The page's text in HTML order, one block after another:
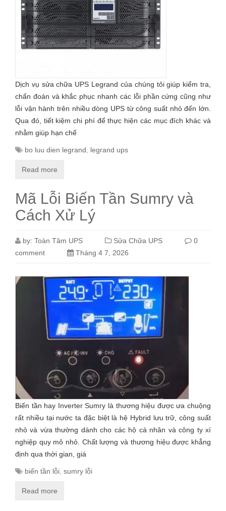
Dịch vụ sửa chữa UPS Legrand của chúng tôi giúp kiểm tra,
chẩn đoán và khắc phục nhanh các lỗi phần cứng cũng như
lỗi vận hành trên nhiều dòng UPS từ công suất nhỏ đến lớn.
Qua đó, tiết kiệm chi phí để thực hiện các mục đích khác và
nhằm giúp hạn chế
bo luu dien legrand legrand ups
Read more
Mã Lỗi Biến Tần Sumry và
Cách Xử Lý
by: Toàn Tâm UPS Sửa Chữa UPS
0
comment
Tháng 4 7, 2026
Biến tần hay Inverter Sumry là thương hiệu được ưa chuộng
rất nhiều tại nước ta đặc biệt là hệ Hybrid lưu trữ, công suất
nhỏ và vừa thường dành cho các hộ cá nhân và công ty xí
nghiệp quy mô nhỏ. Chất lượng và thương hiệu được khẳng
định qua thời gian, giá
biến tần lỗi sumry lỗi
Read more